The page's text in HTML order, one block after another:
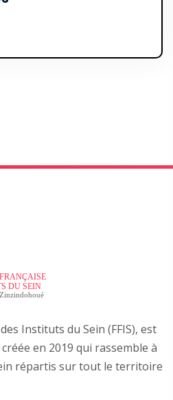
Instituts du Sein (FFIS), est
en 2019 qui rassemble à
répartis sur tout le territoire